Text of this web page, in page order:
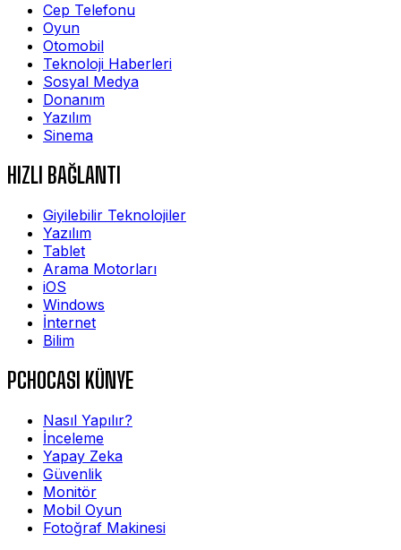
Cep Telefonu
Oyun
Otomobil
Teknoloji Haberleri
Sosyal Medya
Donanım
Yazılım
Sinema
HIZLI BAĞLANTI
Giyilebilir Teknolojiler
Yazılım
Tablet
Arama Motorları
iOS
Windows
İnternet
Bilim
PCHOCASI KÜNYE
Nasıl Yapılır?
İnceleme
Yapay Zeka
Güvenlik
Monitör
Mobil Oyun
Fotoğraf Makinesi